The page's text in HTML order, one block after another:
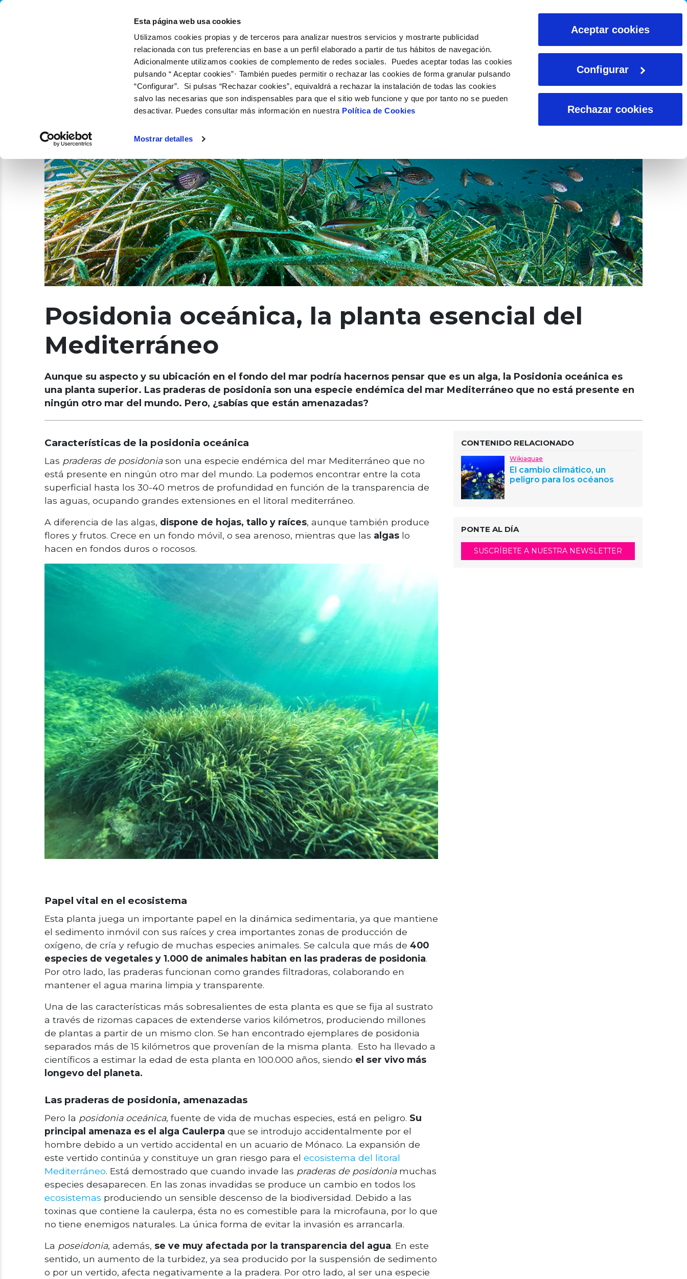
Esta página web usa cookies
Utilizamos cookies propias y de terceros para analizar nuestros servicios y mostrarte publicidad
relacionada con tus preferencias en base a un perfil elaborado a partir de tus hábitos de navegación.
Adicionalmente utilizamos cookies de complemento de redes sociales. Puedes aceptar todas las cookies
pulsando “ Aceptar cookies”· También puedes permitir o rechazar las cookies de forma granular pulsando
“Configurar”. Si pulsas “Rechazar cookies”, equivaldrá a rechazar la instalación de todas las cookies
salvo las necesarias que son indispensables para que el sitio web funcione y que por tanto no se pueden
desactivar. Puedes consultar más información en nuestra Política de Cookies
Mostrar detalles
Aceptar cookies
Configurar
Rechazar cookies
QUIÉNES SOMOS QUÉ HACEMOS
Posidonia oceánica, la planta esencial del
Mediterráneo
Aunque su aspecto y su ubicación en el fondo del mar podría hacernos pensar que es un alga, la Posidonia oceánica es
una planta superior. Las praderas de posidonia son una especie endémica del mar Mediterráneo que no está presente en
ningún otro mar del mundo. Pero, ¿sabías que están amenazadas?
Características de la posidonia oceánica
Las praderas de posidoniason una especie endémica del mar Mediterráneo que no
está presente en ningún otro mar del mundo. La podemos encontrar entre la cota
superficial hasta los 30-40 metros de profundidad en función de la transparencia de
las aguas, ocupando grandes extensiones en el litoral mediterráneo.
A diferencia de las algas, dispone de hojas, tallo y raíces, aunque también produce
flores y frutos. Crece en un fondo móvil, o sea arenoso, mientras que las algas lo
hacen en fondos duros o rocosos.
Papel vital en el ecosistema
Esta planta juega un importante papel en la dinámica sedimentaria, ya que mantiene
el sedimento inmóvil con sus raíces y crea importantes zonas de producción de
oxígeno, de cría y refugio de muchas especies animales. Se calcula que más de 400
especies de vegetales y 1.000 de animales habitan en las praderas de posidonia.
Por otro lado, las praderas funcionan como grandes filtradoras, colaborando en
mantener el agua marina limpia y transparente.
Una de las características más sobresalientes de esta planta es que se fija al sustrato
a través de rizomas capaces de extenderse varios kilómetros, produciendo millones
de plantas a partir de un mismo clon. Se han encontrado ejemplares de posidonia
separados más de 15 kilómetros que provenían de la misma planta. Esto ha llevado a
científicos a estimar la edad de esta planta en 100.000 años, siendo el ser vivo más
longevo del planeta.
Las praderas de posidonia, amenazadas
Pero la posidonia oceánica, fuente de vida de muchas especies, está en peligro. Su
principal amenaza es el alga Caulerpa que se introdujo accidentalmente por el
hombre debido a un vertido accidental en un acuario de Mónaco. La expansión de
este vertido continúa y constituye un gran riesgo para el ecosistema del litoral
Mediterráneo. Está demostrado que cuando invade las praderas de posidonia muchas
especies desaparecen. En las zonas invadidas se produce un cambio en todos los
ecosistemas produciendo un sensible descenso de la biodiversidad. Debido a las
toxinas que contiene la caulerpa, ésta no es comestible para la microfauna, por lo que
no tiene enemigos naturales. La única forma de evitar la invasión es arrancarla.
La poseidonia, además, se ve muy afectada por la transparencia del agua. En este
sentido, un aumento de la turbidez, ya sea producido por la suspensión de sedimento
o por un vertido, afecta negativamente a la pradera. Por otro lado, al ser una especie
CONTENIDO RELACIONADO
Wikiaquae
El cambio climático, un
peligro para los océanos
PONTE AL DÍA
SUSCRÍBETE A NUESTRA NEWSLETTER